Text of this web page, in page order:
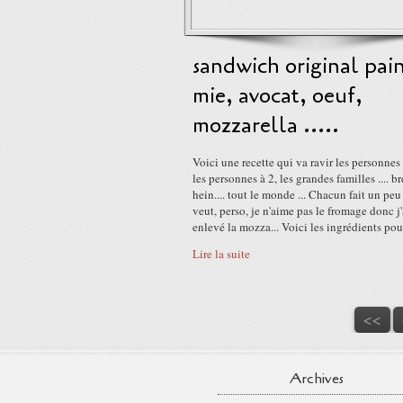
sandwich original
mie, avocat, oeuf,
mozzarella .....
Voici une recette qui va ravir les personnes
les personnes à 2, les grandes familles ....
hein.... tout le monde ... Chacun fait un
veut, perso, je n'aime pas le fromage donc
enlevé la mozza... Voici les ingrédients
Lire la suite
<<
Archives